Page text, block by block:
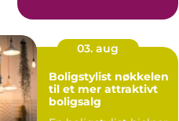
03. aug
Boligstylist nøkkelen
til et mer attraktivt
boligsalg